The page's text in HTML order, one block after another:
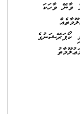
ވާނޭ ވާހަކަ
ކޯޕަރޭޝަނުގެ